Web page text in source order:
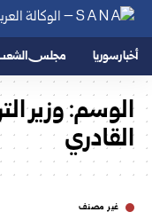
أخبار سوريا مجلس
الوسم:وزير
القادري
غير مصنف